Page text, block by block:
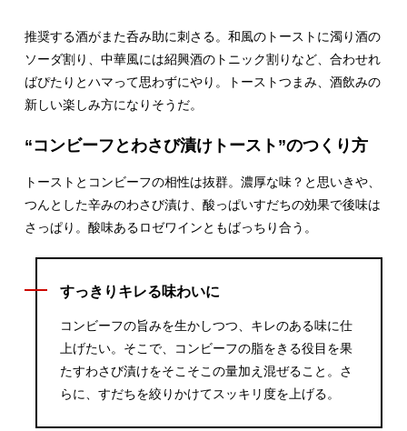
推奨する酒がまた呑み助に刺さる。和風のトーストに濁り酒の
ソーダ割り、中華風には紹興酒のトニック割りなど、合わせれ
ばぴたりとハマって思わずにやり。トーストつまみ、酒飲みの
新しい楽しみ方になりそうだ。
“コンビーフとわさび漬けトースト”のつくり方
トーストとコンビーフの相性は抜群。濃厚な味？と思いきや、
つんとした辛みのわさび漬け、酸っぱいすだちの効果で後味は
さっぱり。酸味あるロゼワインともばっちり合う。
すっきりキレる味わいに
コンビーフの旨みを生かしつつ、キレのある味に仕
上げたい。そこで、コンビーフの脂をきる役目を果
たすわさび漬けをそこそこの量加え混ぜること。さ
らに、すだちを絞りかけてスッキリ度を上げる。